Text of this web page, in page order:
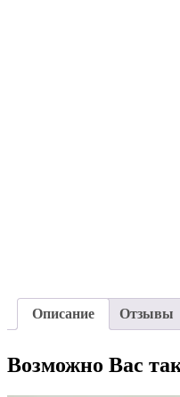
Описание Отзывы
Возможно Вас